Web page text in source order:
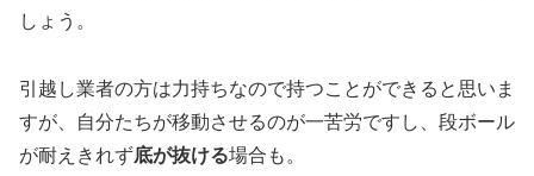
しょう。
引越し業者の方は力持ちなので持つことができると思いま
すが、自分たちが移動させるのが一苦労ですし、段ボール
が耐えきれず底が抜ける場合も。